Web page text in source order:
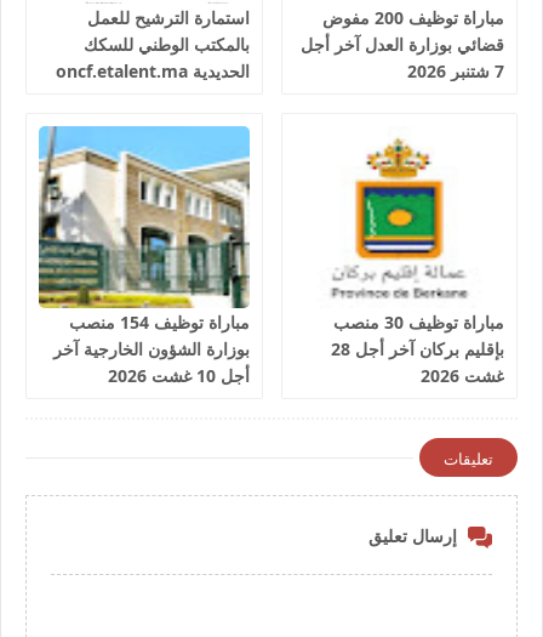
مباراة توظيف 200 مفوض
قضائي بوزارة العدل آخر أجل
7 شتنبر 2026
استمارة الترشيح للعمل
بالمكتب الوطني للسكك
الحديدية oncf.etalent.ma
مباراة توظيف 30 منصب
بإقليم بركان آخر أجل 28
غشت 2026
مباراة توظيف 154 منصب
بوزارة الشؤون الخارجية آخر
أجل 10 غشت 2026
تعليقات
إرسال تعليق